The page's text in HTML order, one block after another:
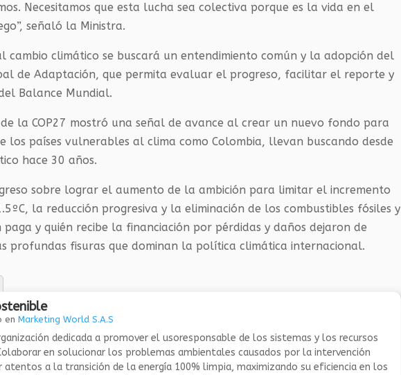
Necesitamos que esta lucha sea colectiva porque es la vida en el
señaló la Ministra.
cambio climático se buscará un entendimiento común y la adopción del
de Adaptación, que permita evaluar el progreso, facilitar el reporte y
Balance Mundial.
de laCOP27 mostró una señal de avance al crear un nuevo fondo para
los países vulnerables al clima como Colombia, llevan buscando desde
hace 30 años.
sobre lograr el aumento de la ambición para limitar el incremento
la reducción progresiva y la eliminación de los combustibles fósiles y
paga y quién recibe la financiación por pérdidas y daños dejaron de
profundas fisuras que dominan la política climática internacional.
enMarketing World S.A.S
dedicada a promover el usoresponsable de los sistemas y los recursos
en solucionar los problemas ambientales causados por la intervención
atentos a la transición de la energía 100% limpia, maximizando su eficiencia en los